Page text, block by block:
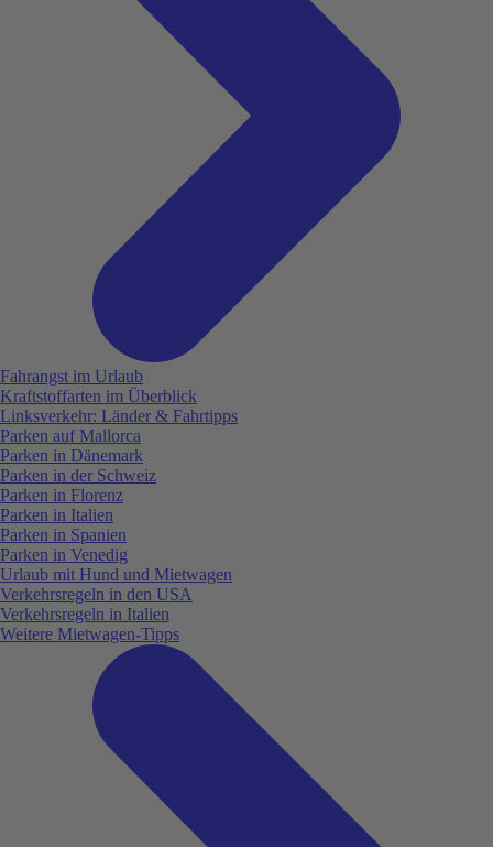
Fahrangst im Urlaub
Kraftstoffarten im Überblick
Linksverkehr: Länder & Fahrtipps
Parken auf Mallorca
Parken in Dänemark
Parken in der Schweiz
Parken in Florenz
Parken in Italien
Parken in Spanien
Parken in Venedig
Urlaub mit Hund und Mietwagen
Verkehrsregeln in den USA
Verkehrsregeln in Italien
Weitere Mietwagen-Tipps